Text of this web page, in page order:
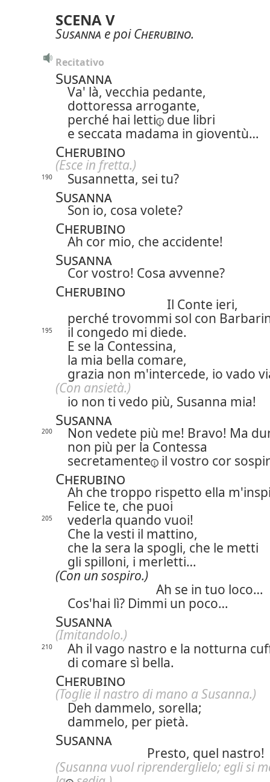
SCENA V
Susanna e poiCherubino.
Recitativo
Susanna
Va' là, vecchia pedante,
dottoressa arrogante,
perché hai letti
due libri
e seccata madama in gioventù…
Cherubino
(Esce in fretta.)
190 Susannetta, sei tu?
Susanna
Son io, cosa volete?
Cherubino
Ah cor mio, che accidente!
Susanna
Cor vostro! Cosa avvenne?
Cherubino
Il Conte ieri,
perché trovommi sol con
195
il congedo mi diede.
E se la Contessina,
la mia bella comare,
grazia non m'intercede, io vado
(Con ansietà.)
io non ti vedo più, Susanna mia!
Susanna
200
Non vedete più me! Bravo! Ma
non più per la Contessa
secretamente
il vostro cor
Cherubino
Ah che troppo rispetto ella m'
Felice te, che puoi
205
vederla quando vuoi!
Che la vesti il mattino,
che la sera la spogli, che le metti
gli spilloni, i merletti…
(Con un sospiro.)
Ah se in tuo loco…
Cos'hai lì? Dimmi un poco…
Susanna
(Imitandolo.)
210
Ah il vago nastro e la notturna
di comare sì bella.
Cherubino
(Toglie il nastro di mano a Susanna.)
Deh dammelo, sorella;
dammelo, per pietà.
Susanna
Presto, quel nastro!
(Susanna vuol riprenderglielo; egli si